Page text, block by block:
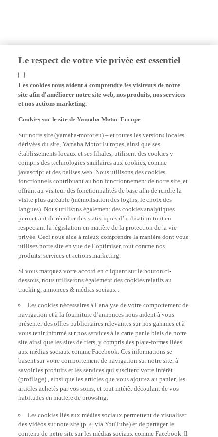
Le respect de votre vie privée est essentiel
Les cookies nous aident à comprendre les visiteurs de notre
site afin d'améliorer notre site web, nos produits, nos services
et nos actions marketing.
Cookies sur le site de Yamaha Motor Europe
Sur notre site (yamaha-motor.eu) – et toutes les versions locales
dérivées du site, Yamaha Motor Europes, ainsi que ses
établissements locaux et ses filiales, utilisent des cookies y
compris des technologies similaires aux cookies, comme
javascript et des balises web. Nous utilisons des cookies
fonctionnels contribuant au bon fonctionnement de notre site, et
offrant au visiteur des fonctionnalités de base afin de rendre la
visite plus agréable (mémorisation des logins, le choix des
langues). Nous utilisons également des cookies analytiques
permettant de récolter des statistiques d’utilisation tout en
respectant la législation en matière de la protection de la vie
privée. Ceci nous aide à mieux comprendre la manière dont vous
utilisez notre site en vue de l’optimiser, tout comme nos
produits, services et actions marketing.
Si vous marquez votre accord en cliquant sur le bouton ci-
dessous, nous utiliserons également des cookies relatifs au
tracking, annonces & médias sociaux :
Les cookies nécessaires à l’analyse de votre comportement de
navigation et à la fourniture d’annonces nous aident à vous
présenter des offres publicitaires relevantes sur nos gammes et à
vous tenir informé sur nos services à la carte par le biais de notre
site ainsi que les sites de tiers, y compris des plate-formes liées
aux médias sociaux comme Facebook. Ces informations se
basent sur votre comportement de navigation sur notre site, à
savoir les produits et les services qui suscitent votre intérêt
(profilage) , ainsi que les articles que vous ajoutez au panier, les
articles achetés par vos soins, et tout intérêt découlant de vos
habitudes en matière de browsing.
Les cookies liés aux médias sociaux permettent de visualiser
des vidéos sur note site (p. e. via YouTube) et de partager le
contenu de notre site sur les médias sociaux comme Facebook. Il